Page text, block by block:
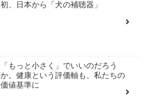
初、日本から「犬の補聴器」
「もっと小さく」でいいのだろう
か。健康という評価軸も、私たちの
価値基準に